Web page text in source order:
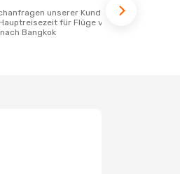
für Flüge von
Bangkok